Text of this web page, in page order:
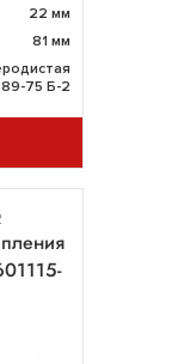
22 мм
81 мм
75 Б-2